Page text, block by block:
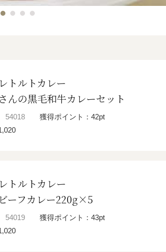
トルトカレー
んの黒毛和牛カレーセット
54018
獲得ポイント：42pt
トルトカレー
ーフカレー220g×5
54019
獲得ポイント：43pt